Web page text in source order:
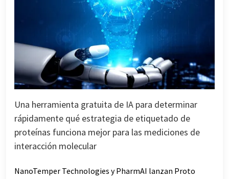
Una herramienta gratuita de IA para determinar
rápidamente qué estrategia de etiquetado de
proteínas funciona mejor para las mediciones de
interacción molecular
NanoTemper Technologies y PharmAI lanzan Proto